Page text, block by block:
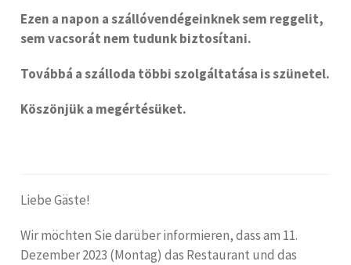
Ezen a napon a szállóvendégeinknek sem reggelit,
sem vacsorát nem tudunk biztosítani.
Továbbá a szálloda többi szolgáltatása is szünetel.
Köszönjük a megértésüket.
Liebe Gäste!
Wir möchten Sie darüber informieren, dass am 11.
Dezember 2023 (Montag) das Restaurant und das